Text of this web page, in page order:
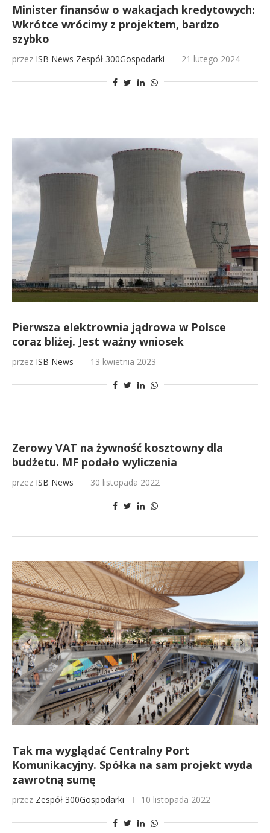
Minister finansów o wakacjach kredytowych:
Wkrótce wrócimy z projektem, bardzo
szybko
przez ISB News Zespół 300Gospodarki 21 lutego 2024
Pierwsza elektrownia jądrowa w Polsce
coraz bliżej. Jest ważny wniosek
przez ISB News 13 kwietnia 2023
Zerowy VAT na żywność kosztowny dla
budżetu. MF podało wyliczenia
przez ISB News 30 listopada 2022
Tak ma wyglądać Centralny Port
Komunikacyjny. Spółka na sam projekt wyda
zawrotną sumę
przez Zespół 300Gospodarki 10 listopada 2022